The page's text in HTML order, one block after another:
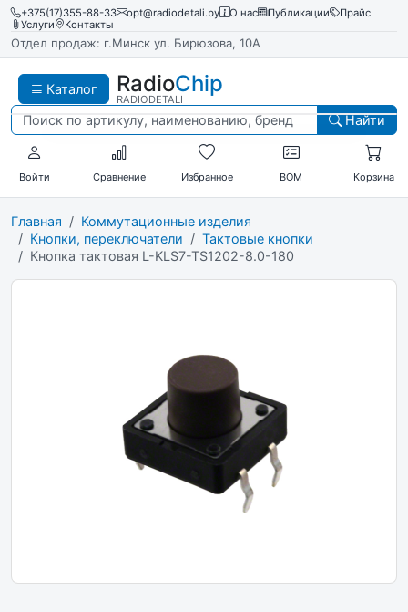
+375(17)355-88-33 opt@radiodetali.by О нас Публикации
Прайс
Услуги
Контакты
Отдел продаж: г.Минск ул. Бирюзова, 10А
Каталог RadioChip
RADIODETALI
Найти
Войти Сравнение Избранное BOM Корзина
Главная
Коммутационные изделия
Кнопки, переключатели
Тактовые кнопки
Кнопка тактовая L-KLS7-TS1202-8.0-180